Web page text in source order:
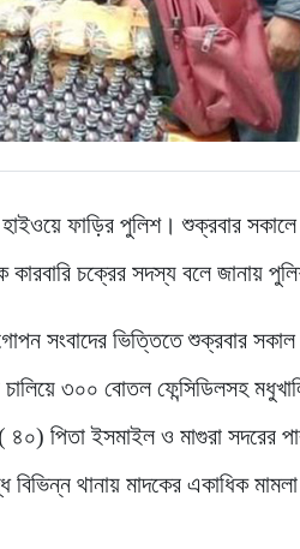
ফাড়ির পুলিশ। শুক্রবার সকালে
চক্রের সদস্য বলে জানায়
সংবাদের ভিত্তিতে শুক্রবার
৩০০ বোতল ফেন্সিডিলসহ
পিতা ইসমাইল ও মাগুরা সদরের
থানায় মাদকের একাধিক মামলা